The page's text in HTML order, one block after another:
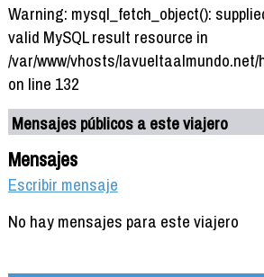
Warning: mysql_fetch_object():
valid MySQL result resource in
/var/www/vhosts/
on line 132
Mensajes públicos a este viajero
Mensajes
Escribir mensaje
No hay mensajes para este viajero